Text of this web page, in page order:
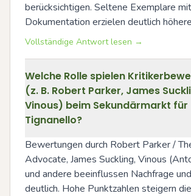
berücksichtigen. Seltene Exemplare
Dokumentation erzielen deutlich
Vollständige Antwort lesen →
Welche Rolle spielen
(z. B. Robert Parker, James
Vinous) beim Sekundärmarkt für
Tignanello?
Bewertungen durch Robert Parker /
Advocate, James Suckling, Vinous
und andere beeinflussen Nachfrage
deutlich. Hohe Punktzahlen steigern die